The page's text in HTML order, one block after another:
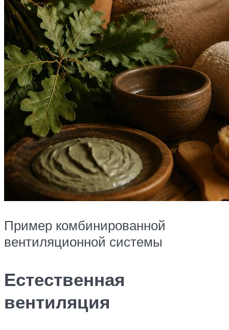
Пример комбинированной
вентиляционной системы
Естественная
вентиляция